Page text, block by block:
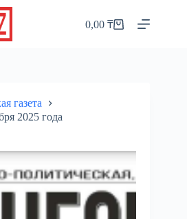
Корзина
0,00₸
газета
2025 года